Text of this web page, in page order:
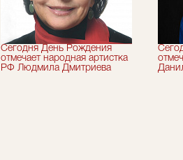
Сегодня День Рождения
отмечает народная артистка
РФ Людмила Дмитриева